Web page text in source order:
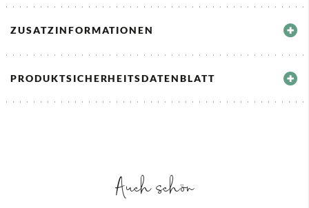
ZUSATZINFORMATIONEN
PRODUKTSICHERHEITSDATENBLATT
Auch schön